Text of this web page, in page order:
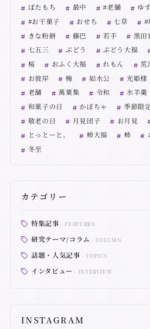
ぼたもち
最中 #老舗 ゆ
#お干菓子
おせち 七草
#
きな粉餅
藤巴 若手
黒田
七五三
ぶどう ぶどう大福
桜
おふく大福 れもん
荒
お彼岸
梅 如水公 光姫様
老舗
萬葉集 令和 水羊羹
和菓子の日
かぼちゃ 季節限
敬老の日
月見団子 お月見
とっとーと。
柿大福 柿
冬至
カテゴリー
特集記事 FEATURES
研究テーマ/コラム
COLUMN
話題・人気記事
TOPICS
インタビュー
INTERVIEW
INSTAGRAM